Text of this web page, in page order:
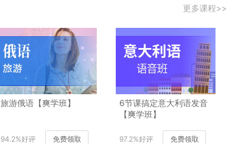
更多课程>>
旅游俄语【爽学班】
94.2%好评 免费领取
6节课搞定意大利语发音
【爽学班】
97.2%好评 免费领取